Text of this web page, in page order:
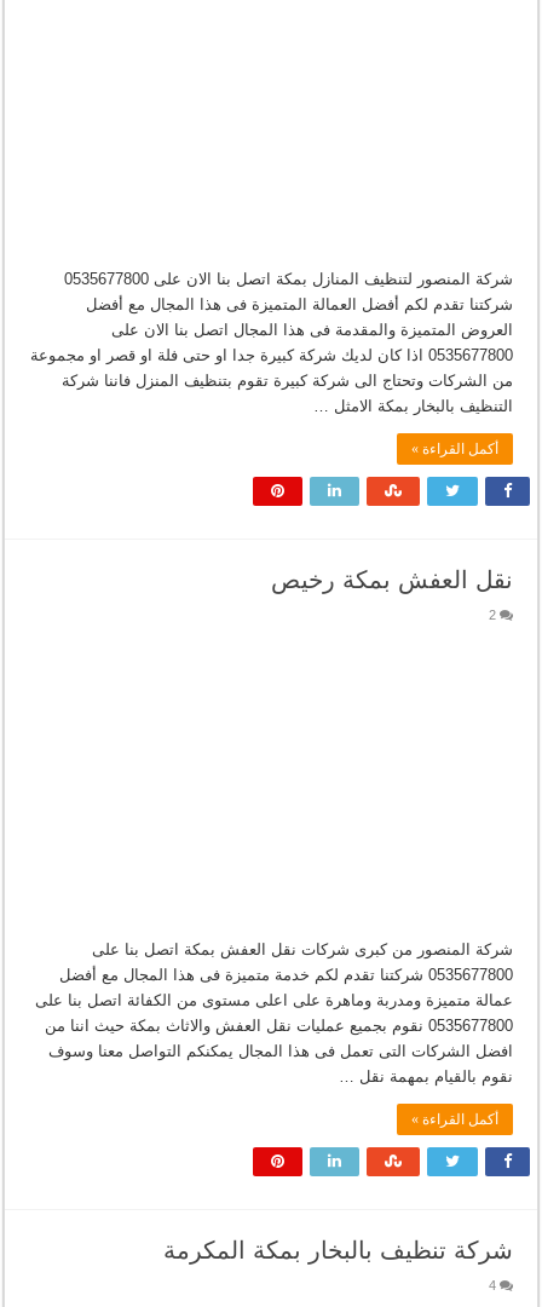
شركة المنصور لتنظيف المنازل بمكة اتصل بنا الان على 0535677800
شركتنا تقدم لكم أفضل العمالة المتميزة فى هذا المجال مع أفضل
العروض المتميزة والمقدمة فى هذا المجال اتصل بنا الان على
0535677800 اذا كان لديك شركة كبيرة جدا او حتى فلة او قصر او مجموعة
من الشركات وتحتاج الى شركة كبيرة تقوم بتنظيف المنزل فاننا شركة
التنظيف بالبخار بمكة الامثل …
أكمل القراءة »
نقل العفش بمكة رخيص
2
شركة المنصور من كبرى شركات نقل العفش بمكة اتصل بنا على
0535677800 شركتنا تقدم لكم خدمة متميزة فى هذا المجال مع أفضل
عمالة متميزة ومدربة وماهرة على اعلى مستوى من الكفائة اتصل بنا على
0535677800 نقوم بجميع عمليات نقل العفش والاثاث بمكة حيث اننا من
افضل الشركات التى تعمل فى هذا المجال يمكنكم التواصل معنا وسوف
نقوم بالقيام بمهمة نقل …
أكمل القراءة »
شركة تنظيف بالبخار بمكة المكرمة
4